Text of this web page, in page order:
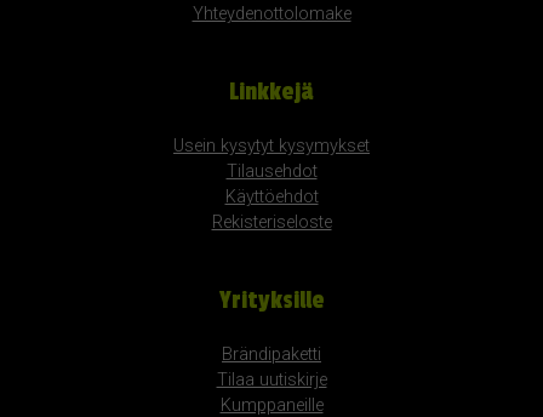
Yhteydenottolomake
Linkkejä
Usein kysytyt kysymykset
Tilausehdot
Käyttöehdot
Rekisteriseloste
Yrityksille
Brändipaketti
Tilaa uutiskirje
Kumppaneille